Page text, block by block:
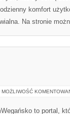
komfort
Na stronie
MOŻLIWOŚĆ
to portal,